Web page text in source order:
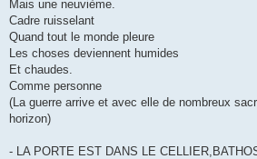
Mais une neuvième.
Cadre ruisselant
Quand tout le monde pleure
Les choses deviennent humides
Et chaudes.
Comme personne
(La guerre arrive et avec elle de nombreux
horizon)
- LA PORTE EST DANS LE